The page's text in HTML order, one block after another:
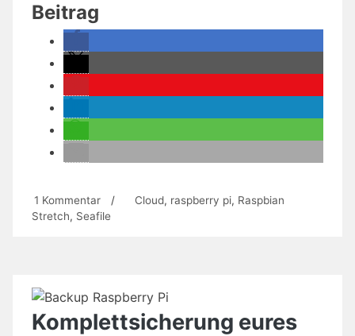
dem
Raspberry
Seafile
Server
Stretch
installieren“
Beitrag
1 Kommentarzu
Die
Raspberry
–
/ Cloud, raspberry pi, Raspbian
Stretch, Seafile
Komplettsicherung eures